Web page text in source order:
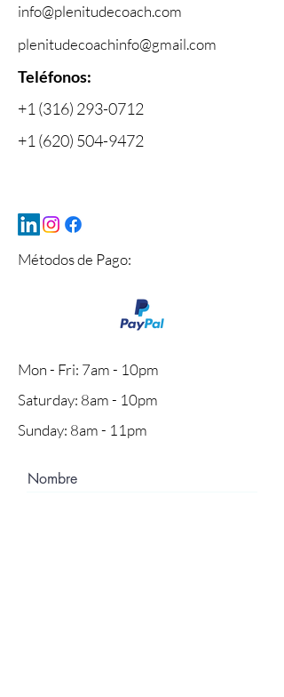
info@plenitudecoach.com
plenitudecoachinfo@gmail.com
Teléfonos:
+1 (316) 293-0712
+1 (620) 504-9472
Métodos de Pago:
Mon - Fri: 7am - 10pm
​​Saturday: 8am - 10pm
​Sunday: 8am - 11pm
Nombre